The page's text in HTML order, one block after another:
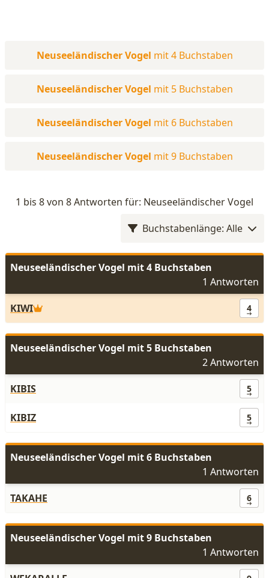
Neuseeländischer Vogel mit 4 Buchstaben
Neuseeländischer Vogel mit 5 Buchstaben
Neuseeländischer Vogel mit 6 Buchstaben
Neuseeländischer Vogel mit 9 Buchstaben
1 bis 8 von 8 Antworten für: Neuseeländischer Vogel
Buchstabenlänge: Alle
Neuseeländischer Vogel mit 4 Buchstaben
1 Antworten
KIWI
4
Neuseeländischer Vogel mit 5 Buchstaben
2 Antworten
KIBIS
5
KIBIZ 5
Neuseeländischer Vogel mit 6 Buchstaben
1 Antworten
TAKAHE
6
Neuseeländischer Vogel mit 9 Buchstaben
1 Antworten